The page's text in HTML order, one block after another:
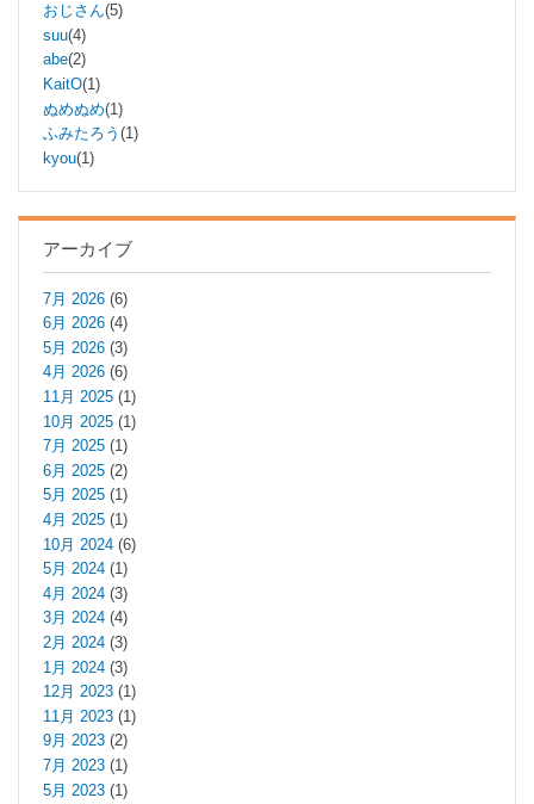
おじさん(5)
suu(4)
abe(2)
KaitO(1)
ぬめぬめ(1)
ふみたろう (1)
kyou(1)
アーカイブ
7月 2026 (6)
6月 2026 (4)
5月 2026 (3)
4月 2026 (6)
11月 2025 (1)
10月 2025 (1)
7月 2025 (1)
6月 2025 (2)
5月 2025 (1)
4月 2025 (1)
10月 2024 (6)
5月 2024 (1)
4月 2024 (3)
3月 2024 (4)
2月 2024 (3)
1月 2024 (3)
12月 2023 (1)
11月 2023 (1)
9月 2023 (2)
7月 2023 (1)
5月 2023 (1)